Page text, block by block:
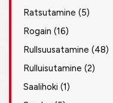
Ratsutamine (5)
Rogain (16)
Rullsuusatamine (48)
Rulluisutamine (2)
Saalihoki (1)